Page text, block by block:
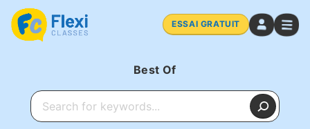
ESSAI GRATUIT
Best Of